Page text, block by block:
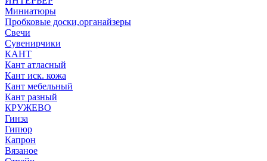
Миниатюры
Пробковые доски,органайзеры
Свечи
Сувенирчики
КАНТ
Кант атласный
Кант иск. кожа
Кант мебельный
Кант разный
КРУЖЕВО
Гинза
Гипюр
Капрон
Вязаное